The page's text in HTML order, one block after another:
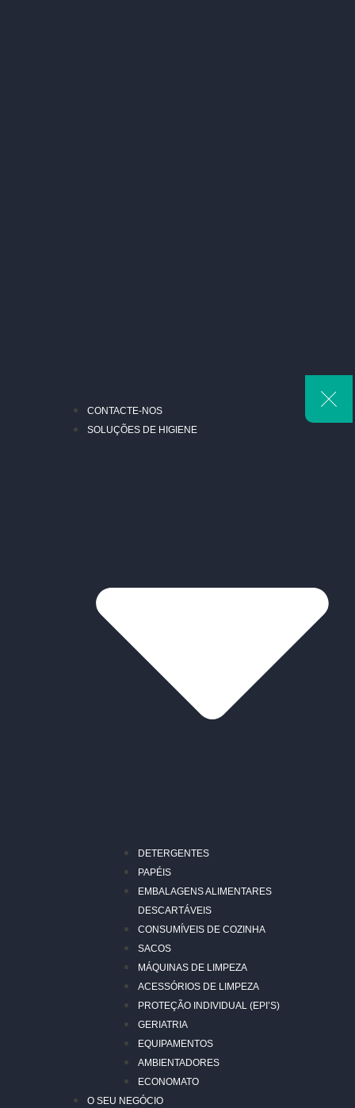
CONTACTE-NOS
SOLUÇÕES DE HIGIENE
DETERGENTES
PAPÉIS
EMBALAGENS ALIMENTARES
DESCARTÁVEIS
CONSUMÍVEIS DE COZINHA
SACOS
MÁQUINAS DE LIMPEZA
ACESSÓRIOS DE LIMPEZA
PROTEÇÃO INDIVIDUAL (EPI’S)
GERIATRIA
EQUIPAMENTOS
AMBIENTADORES
ECONOMATO
O SEU NEGÓCIO